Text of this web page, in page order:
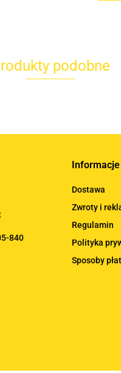
podobne
840
Informacje
Dostawa
Zwroty i
Regulamin
Polityka
Sposoby